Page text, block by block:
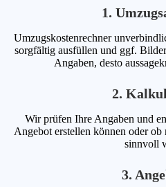
1.
Umzugskostenrechner
sorgfältig ausfüllen und ggf.
Angaben, desto
2.
Wir prüfen Ihre Angaben und
Angebot erstellen können oder
sinnvoll
3.